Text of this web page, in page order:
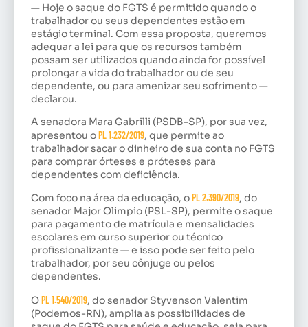
— Hoje o saque do FGTS é permitido quando o
trabalhador ou seus dependentes estão em
estágio terminal. Com essa proposta, queremos
adequar a lei para que os recursos também
possam ser utilizados quando ainda for possível
prolongar a vida do trabalhador ou de seu
dependente, ou para amenizar seu sofrimento —
declarou.
A senadora Mara Gabrilli (PSDB-SP), por sua vez,
apresentou oPL 1.232/2019, que permite ao
trabalhador sacar o dinheiro de sua conta no FGTS
para comprar órteses e próteses para
dependentes com deficiência.
Com foco na área da educação, o PL 2.390/2019, do
senador Major Olimpio (PSL-SP), permite o saque
para pagamento de matrícula e mensalidades
escolares em curso superior ou técnico
profissionalizante — e isso pode ser feito pelo
trabalhador, por seu cônjuge ou pelos
dependentes.
OPL 1.540/2019, do senador Styvenson Valentim
(Podemos-RN), amplia as possibilidades de